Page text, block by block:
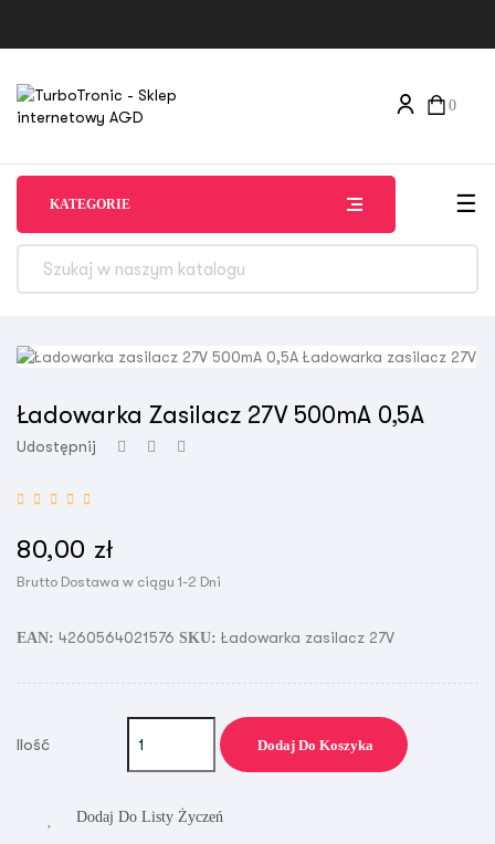
0
KATEGORIE ☰
Ładowarka Zasilacz 27V 500mA 0,5A
Udostępnij
80,00 zł
Brutto Dostawa w ciągu 1-2 Dni
EAN: 4260564021576 SKU: Ładowarka zasilacz 27V
Ilość Dodaj Do Koszyka
Dodaj Do Listy Życzeń